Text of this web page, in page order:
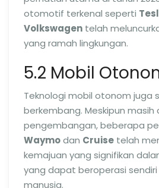
otomotif terkenal seperti
Volkswagen telah
yang ramah lingkungan.
5.2 Mobil
Teknologi mobil otonom juga
berkembang. Meskipun
pengembangan, beberapa
Waymodan Cruise telah
kemajuan yang signifikan
yang dapat beroperasi
manusia.